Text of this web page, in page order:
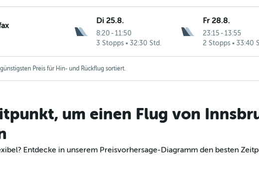
Di 25.8.
8:20 - 11:50
3 Stopps
32:30 Std.
Fr 28.8.
23:15 - 13:55
2 Stopps
33:40
Preis für Hin- und Rückflug sortiert.
um einen Flug von
Entdecke in unserem Preisvorhersage-Diagramm den besten